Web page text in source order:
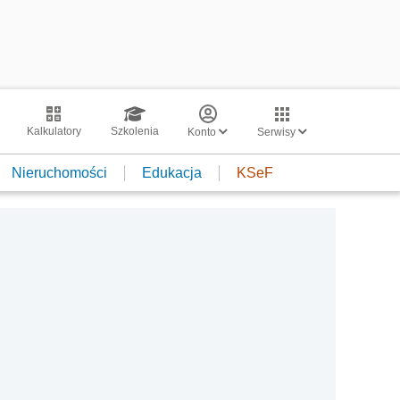
Kalkulatory Szkolenia Konto Serwisy
Nieruchomości Edukacja KSeF